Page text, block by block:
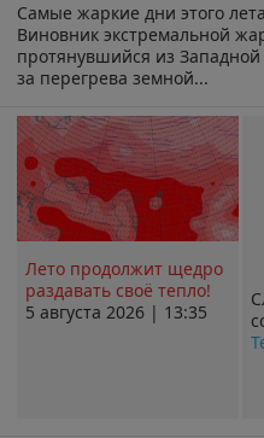
Самые жаркие дни этого
Виновник экстремальной
протянувшийся из
за перегрева земной...
Лето продолжит щедро
раздавать своё тепло!
5 августа 2026 | 13:35